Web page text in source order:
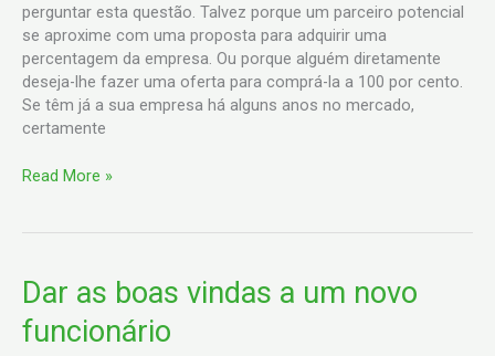
perguntar esta questão. Talvez porque um parceiro potencial
se aproxime com uma proposta para adquirir uma
percentagem da empresa. Ou porque alguém diretamente
deseja-lhe fazer uma oferta para comprá-la a 100 por cento.
Se têm já a sua empresa há alguns anos no mercado,
certamente
Read More »
Dar as boas vindas a um novo
funcionário
Dar
as
boas